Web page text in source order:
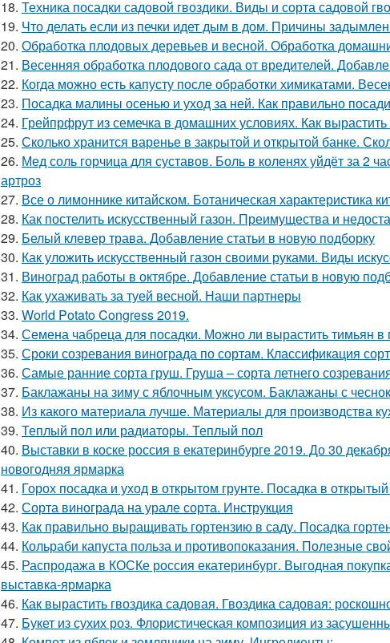
18. Техника посадки садовой гвоздики. Виды и сорта садовой
19. Что делать если из печки идет дым в дом. Причины
20. Обработка плодовых деревьев и весной. Обработка
21. Весенняя обработка плодового сада от вредителей.
22. Когда можно есть капусту после обработки химикатами.
23. Посадка малины осенью и уход за ней. Как правильно
24. Грейпрфрут из семечка в домашних условиях. Как вырастить
25. Сколько хранится варенье в закрытой и открытой банке.
26. Мед соль горчица для суставов. Боль в коленях уйдёт за 2
артроз
27. Все о лимоннике китайском. Ботаническая характеристика
28. Как постелить искусственный газон. Преимущества и
29. Белый клевер трава. Добавление статьи в новую подборку
30. Как уложить искусственный газон своими руками. Виды
31. Виноград работы в октябре. Добавление статьи в новую
32. Как ухаживать за туей весной. Наши партнеры
33. World Potato Congress 2019.
34. Семена чабреца для посадки. Можно ли вырастить тимьян в
35. Сроки созревания винограда по сортам. Классификация
36. Самые ранние сорта груш. Груша – сорта летнего
37. Баклажаны на зиму с яблочным уксусом. Баклажаны с
38. Из какого материала лучше. Материалы для производства
39. Теплый пол или радиаторы. Теплый пол
40. Выставки в коске россия в екатеринбурге 2019. До 30
новогодняя ярмарка
41. Горох посадка и уход в открытом грунте. Посадка в
42. Сорта винограда на урале сорта. Инструкция
43. Как правильно выращивать гортензию в саду. Посадка
44. Кольраби капуста польза и противопоказания. Полезные
45. Распродажа в КОСКе россия екатеринбург. Выгодная
выставка-ярмарка
46. Как вырастить гвоздика садовая. Гвоздика садовая:
47. Букет из сухих роз. Флористическая композиция из